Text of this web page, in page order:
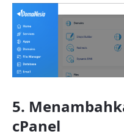
5.
cPanel